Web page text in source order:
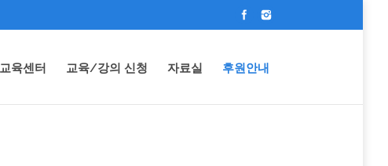
교육센터 교육/강의 신청 자료실 후원안내